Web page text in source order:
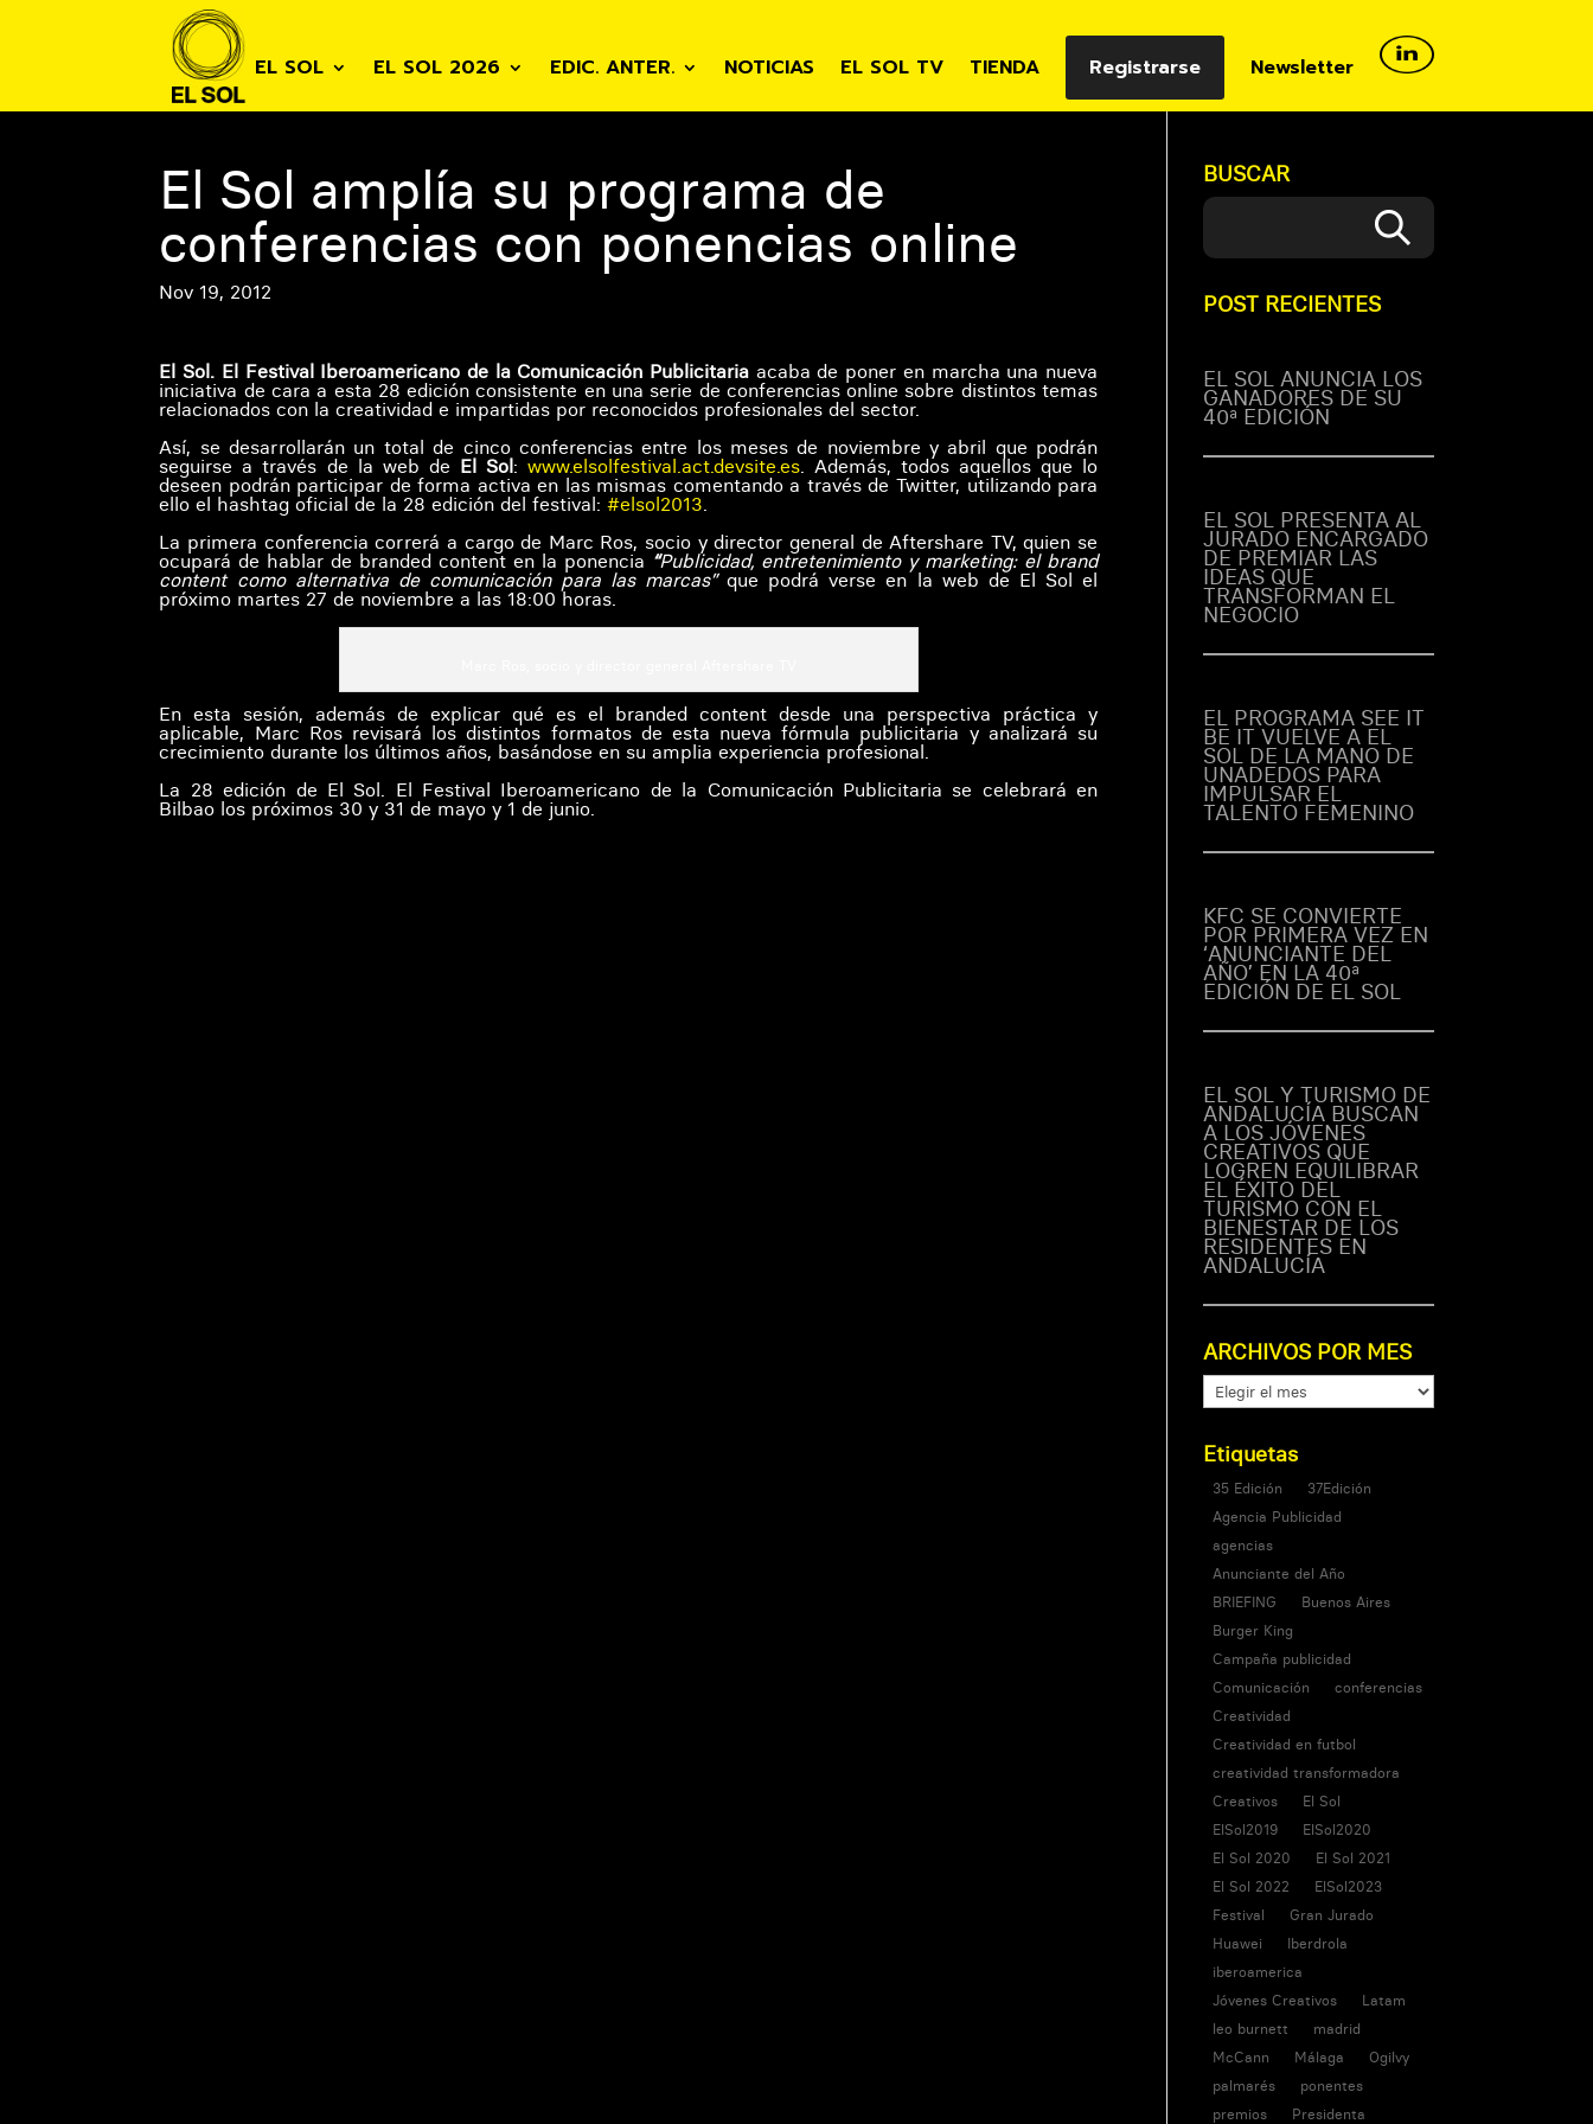
EL SOL EL SOL 2026 EDIC. ANTER. NOTICIAS EL SOL TV TIENDA Registrarse Newsletter
El Sol amplía su programa de
conferencias con ponencias online
Nov 19, 2012
El Sol. El Festival Iberoamericano de la Comunicación Publicitaria acaba de poner en marcha una nueva
iniciativa de cara a esta 28 edición consistente en una serie de conferencias online sobre distintos temas
relacionados con la creatividad e impartidas por reconocidos profesionales del sector.
Así, se desarrollarán un total de cinco conferencias entre los meses de noviembre y abril que podrán
seguirse a través de la web de El Sol: www.elsolfestival.act.devsite.es. Además, todos aquellos que lo
deseen podrán participar de forma activa en las mismas comentando a través de Twitter, utilizando para
ello el hashtag oficial de la 28 edición del festival:#elsol2013.
La primera conferencia correrá a cargo de Marc Ros, socio y director general de Aftershare TV, quien se
ocupará de hablar de branded content en la ponencia “Publicidad, entretenimiento y marketing: el brand
content como alternativa de comunicación para las marcas”que podrá verse en la web de El Sol el
próximo martes 27 de noviembre a las 18:00 horas.
En esta sesión, además de explicar qué es el branded content desde una perspectiva práctica y
aplicable, Marc Ros revisará los distintos formatos de esta nueva fórmula publicitaria y analizará su
crecimiento durante los últimos años, basándose en su amplia experiencia profesional.
La 28 edición de El Sol. El Festival Iberoamericano de la Comunicación Publicitaria se celebrará en
Bilbao los próximos 30 y 31 de mayo y 1 de junio.
BUSCAR
POST RECIENTES
EL SOL ANUNCIA LOS
GANADORES DE SU
40ª EDICIÓN
EL SOL PRESENTA AL
JURADO ENCARGADO
DE PREMIAR LAS
IDEAS QUE
TRANSFORMAN EL
NEGOCIO
EL PROGRAMA SEE IT
BE IT VUELVE A EL
SOL DE LA MANO DE
UNADEDOS PARA
IMPULSAR EL
TALENTO FEMENINO
KFC SE CONVIERTE
POR PRIMERA VEZ EN
‘ANUNCIANTE DEL
AÑO’ EN LA 40ª
EDICIÓN DE EL SOL
EL SOL Y TURISMO DE
ANDALUCÍA BUSCAN
A LOS JÓVENES
CREATIVOS QUE
LOGREN EQUILIBRAR
EL ÉXITO DEL
TURISMO CON EL
BIENESTAR DE LOS
RESIDENTES EN
ANDALUCÍA
ARCHIVOS POR MES
ARCHIVOS
POR
Etiquetas
35 Edición
37Edición
Agencia Publicidad
agencias
Anunciante del Año
BRIEFING
Buenos Aires
Burger King
Campaña publicidad
Comunicación
conferencias
Creatividad
Creatividad en futbol
creatividad transformadora
Creativos
El Sol
ElSol2019
ElSol2020
El Sol 2020
El Sol 2021
El Sol 2022
ElSol2023
Festival
Gran Jurado
Huawei
Iberdrola
iberoamerica
Jóvenes Creativos
Latam
leo burnett
madrid
McCann
Málaga
Ogilvy
palmarés
ponentes
premios
Presidenta